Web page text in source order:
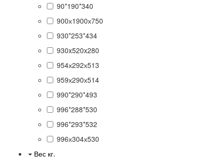
90*190*340
900х1900х750
930*253*434
930x520x280
954х292х513
959х290х514
990*290*493
996*288*530
996*293*532
996х304х530
Вес кг.